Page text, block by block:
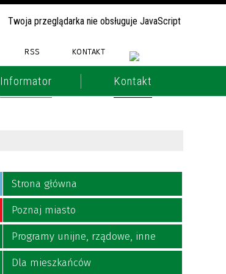
Twoja przeglądarka nie obsługuje JavaScript
RSS KONTAKT
Informator Kontakt
Strona główna
Poznaj miasto
Programy unijne, rządowe, inne
Dla mieszkańców